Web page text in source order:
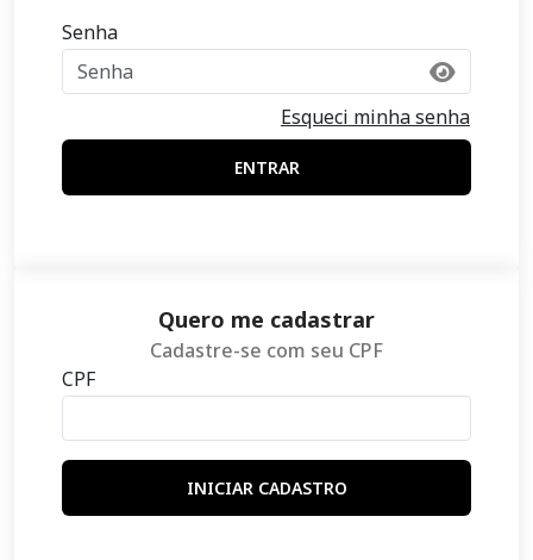
Senha
Esqueci minha senha
ENTRAR
Quero me cadastrar
Cadastre-se com seu CPF
CPF
INICIAR CADASTRO